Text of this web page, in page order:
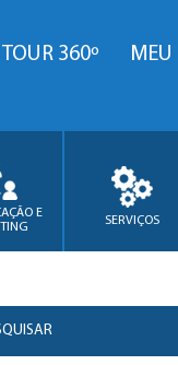
TOUR 360º MEU
E
SERVIÇOS